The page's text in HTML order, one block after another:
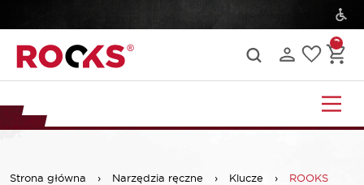
Strona główna › Narzędzia ręczne › Klucze ›
ROOKS